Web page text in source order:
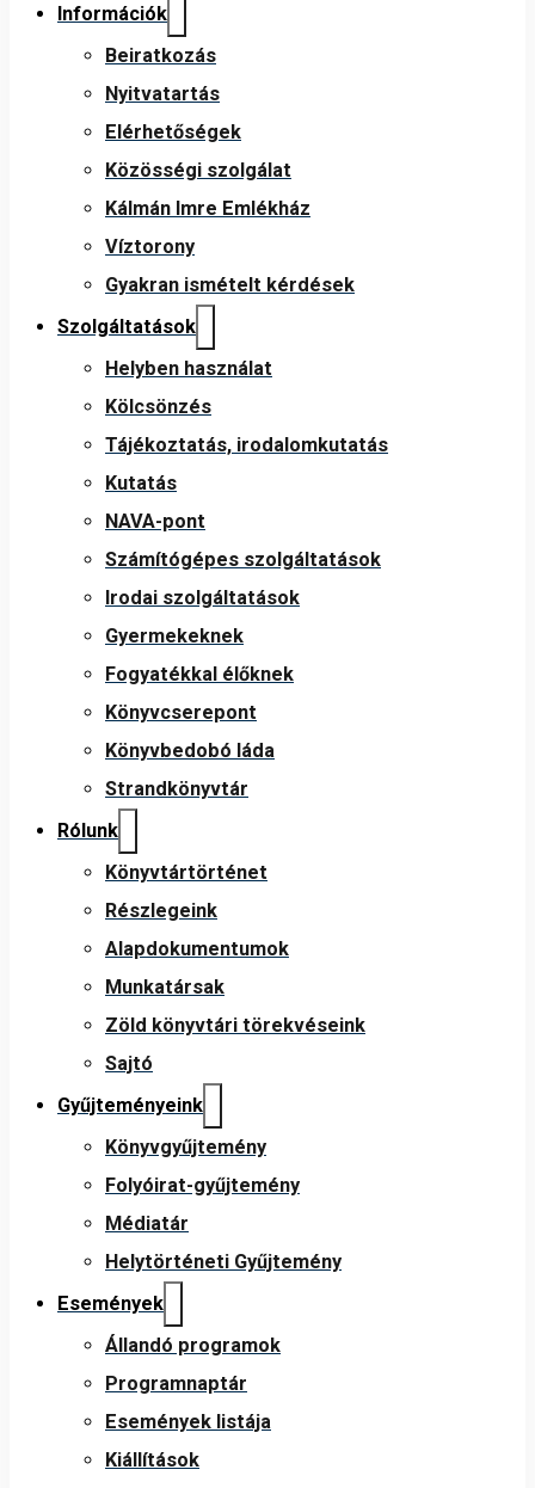
Információk
Beiratkozás
Nyitvatartás
Elérhetőségek
Közösségi szolgálat
Kálmán Imre Emlékház
Víztorony
Gyakran ismételt kérdések
Szolgáltatások
Helyben használat
Kölcsönzés
Tájékoztatás, irodalomkutatás
Kutatás
NAVA-pont
Számítógépes szolgáltatások
Irodai szolgáltatások
Gyermekeknek
Fogyatékkal élőknek
Könyvcserepont
Könyvbedobó láda
Strandkönyvtár
Rólunk
Könyvtártörténet
Részlegeink
Alapdokumentumok
Munkatársak
Zöld könyvtári törekvéseink
Sajtó
Gyűjteményeink
Könyvgyűjtemény
Folyóirat-gyűjtemény
Médiatár
Helytörténeti Gyűjtemény
Események
Állandó programok
Programnaptár
Események listája
Kiállítások